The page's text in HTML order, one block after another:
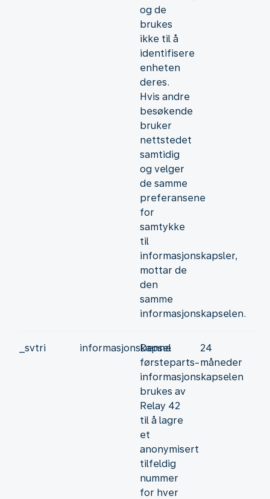
og de
brukes
ikke til å
identifisere
enheten
deres.
Hvis andre
besøkende
bruker
nettstedet
samtidig
og velger
de samme
preferansene
for
samtykke
til
informasjonskapsler,
mottar de
den
samme
informasjonskapselen.
_svtri informasjonskapsel
Denne
førsteparts-
informasjonskapselen
brukes av
Relay 42
til å lagre
et
anonymisert
tilfeldig
nummer
for hver
24
måneder